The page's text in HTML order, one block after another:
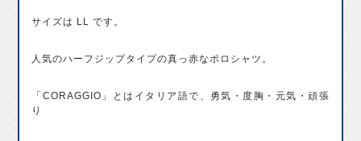
サイズは LL です。
人気のハーフジップタイプの真っ赤なポロシャツ。
「CORAGGIO」とはイタリア語で、勇気・度胸・元気・頑張
り